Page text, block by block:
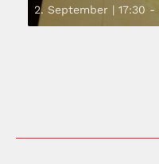
2. September | 17:30 -